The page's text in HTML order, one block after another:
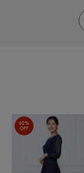
60%
OFF